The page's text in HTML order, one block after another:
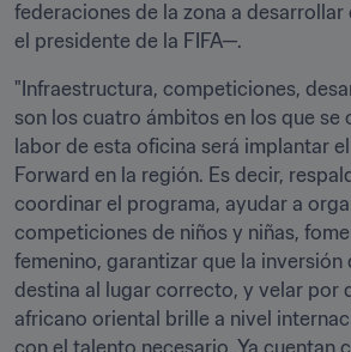
federaciones de la zona a
el presidente de la FIFA—.
"Infraestructura, competiciones,
son los cuatro ámbitos en los que se
labor de esta oficina será implantar
Forward en la región. Es decir,
coordinar el programa, ayudar a
competiciones de niños y niñas,
femenino, garantizar que la inversión
destina al lugar correcto, y velar por
africano oriental brille a nivel
con el talento necesario. Ya cuentan